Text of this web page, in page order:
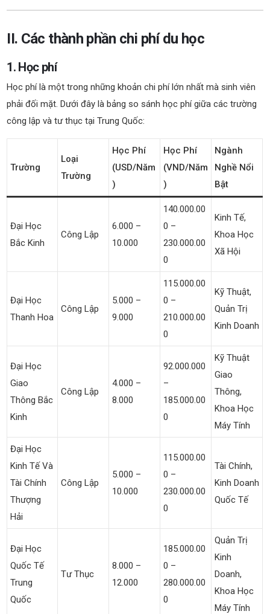
II. Các thành phần chi phí du học
1. Học phí
Học phí là một trong những khoản chi phí lớn nhất mà sinh viên
phải đối mặt. Dưới đây là bảng so sánh học phí giữa các trường
công lập và tư thục tại Trung Quốc:
Trường
Loại
Trường
Học Phí
(USD/năm
)
Học Phí
(VND/năm
)
Ngành
Nghề Nổi
Bật
Đại Học
Bắc Kinh
Công Lập
6.000 –
10.000
140.000.00
0 –
230.000.00
0
Kinh Tế,
Khoa Học
Xã Hội
Đại Học
Thanh Hoa
Công Lập
5.000 –
9.000
115.000.00
0 –
210.000.00
0
Kỹ Thuật,
Quản Trị
Kinh Doanh
Đại Học
Giao
Thông Bắc
Kinh
Công Lập
4.000 –
8.000
92.000.000
–
185.000.00
0
Kỹ Thuật
Giao
Thông,
Khoa Học
Máy Tính
Đại Học
Kinh Tế Và
Tài Chính
Thượng
Hải
Công Lập
5.000 –
10.000
115.000.00
0 –
230.000.00
0
Tài Chính,
Kinh Doanh
Quốc Tế
Đại Học
Quốc Tế
Trung
Quốc
Tư Thục
8.000 –
12.000
185.000.00
0 –
280.000.00
0
Quản Trị
Kinh
Doanh,
Khoa Học
Máy Tính